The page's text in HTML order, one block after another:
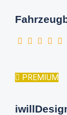
PREMIUM